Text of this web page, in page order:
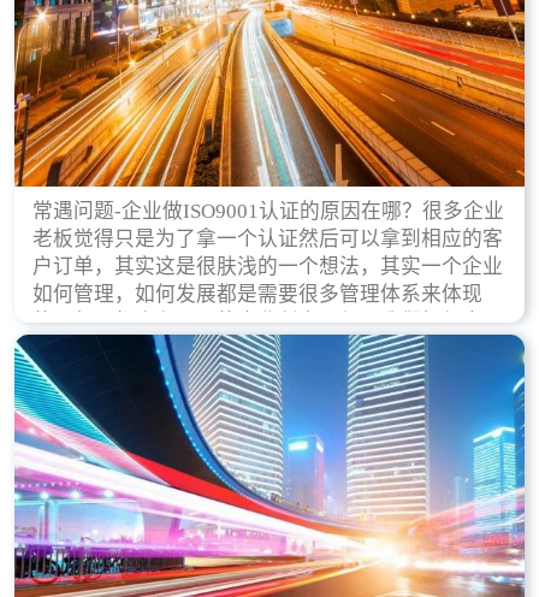
常遇问题-企业做ISO9001认证的原因在哪？很多企业
老板觉得只是为了拿一个认证然后可以拿到相应的客
户订单，其实这是很肤浅的一个想法，其实一个企业
如何管理，如何发展都是需要很多管理体系来体现
的，每天都会有不同的企业创立，但是我们如何去证
实一个企业的合法，有质量保证了？这就是ISO9001
认证体现价值的时候，那么键锋小编就来细说下企业
做ISO9001认证的根本原因。